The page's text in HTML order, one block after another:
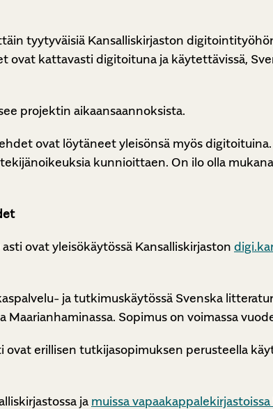
tyytyväisiä Kansalliskirjaston
ovat kattavasti digitoituna ja käytettävissä,
projektin aikaansaannoksista.
ovat löytäneet yleisönsä myös
kunnioittaen. On ilo olla
ovat yleisökäytössä Kansalliskirjaston
ja tutkimuskäytössä Svenska
Maarianhaminassa. Sopimus on voimassa
erillisen tutkijasopimuksen perusteella
ja muissa